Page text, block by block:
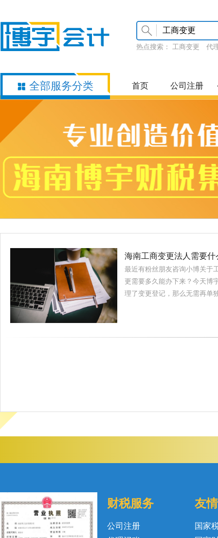
热点搜索： 工商变更 代
全部服务分类 首页 公司注册
海南工商变更法人需要
最近有粉丝朋友咨询小博关于
更需要多久能办下来？今天博
理了变更登记，那么无需再单
财税服务
公司注册
友
国家